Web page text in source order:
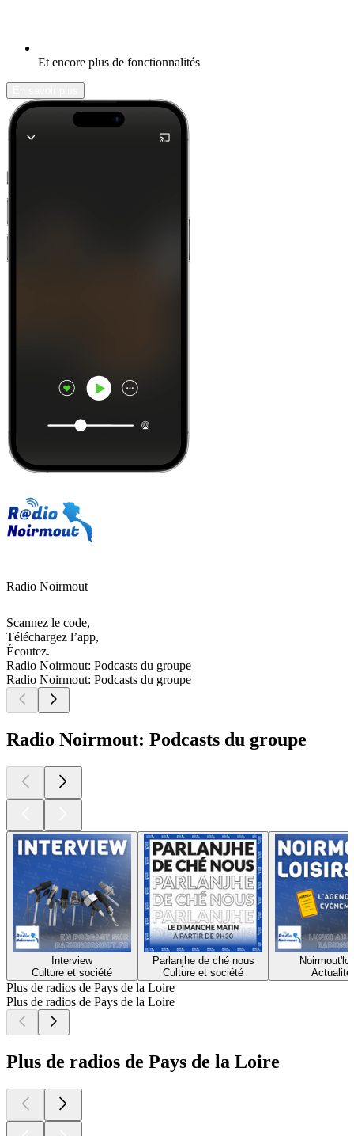
Et encore plus de fonctionnalités
Radio Noirmout
Scannez le code,
Téléchargez l’app,
Écoutez.
Radio Noirmout: Podcasts du groupe
Radio Noirmout: Podcasts du groupe
Radio Noirmout: Podcasts du groupe
Interview
Culture et société
Parlanjhe de ché nous
Culture et société
Plus de radios de Pays de la Loire
Plus de radios de Pays de la Loire
Plus de radios de Pays de la Loire